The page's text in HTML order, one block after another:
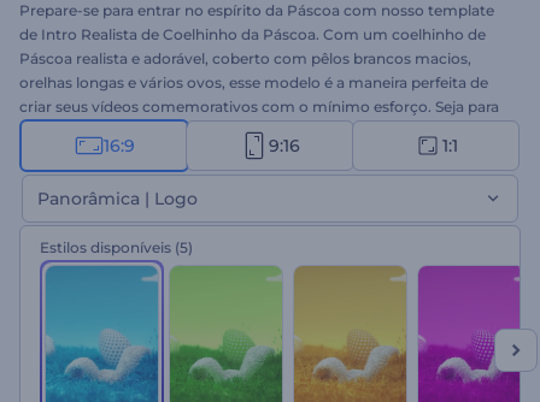
Prepare-se para entrar no espírito da Páscoa com nosso template
de Intro Realista de Coelhinho da Páscoa. Com um coelhinho de
Páscoa realista e adorável, coberto com pêlos brancos macios,
orelhas longas e vários ovos, esse modelo é a maneira perfeita de
criar seus vídeos comemorativos com o mínimo esforço. Seja para
enviar seus desejos de boa Páscoa para a família e os amigos,
divulgar promoções de Páscoa da sua empresa ou convidar seus
entes queridos para um evento caseiro, este modelo é uma
maneira divertida e fácil. Digite suas mensagens, insira seu logotipo
e adicione uma faixa de música festiva para criar um vídeo de
Páscoa único em poucos minutos. Então, por que esperar?
Comece a criar agora mesmo e entre no clima de diversão da
16:9 9:16 1:1
Panorâmica | Logo
Estilos disponíveis (5)